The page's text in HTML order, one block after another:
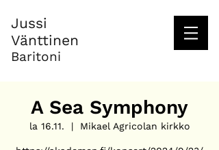
Jussi
Vänttinen
Baritoni
A Sea Symphony
la 16.11.
  |
Mikael Agricolan kirkko